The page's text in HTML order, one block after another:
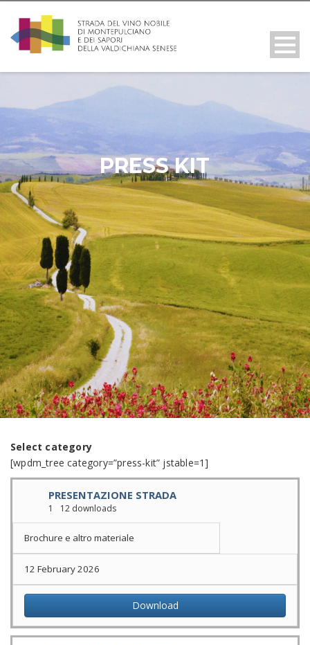
PRESS KIT
Select category
[wpdm_tree category=”press-kit” jstable=1]
PRESENTAZIONE STRADA
1 12 downloads
Brochure e altro materiale
12 February 2026
Download